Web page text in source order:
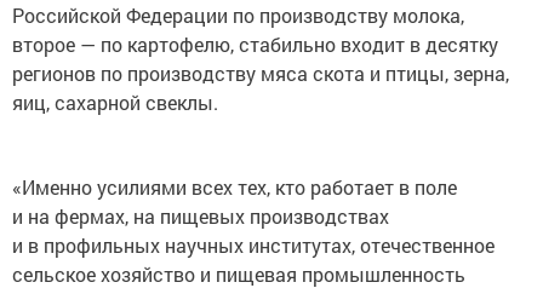
Российской Федерации по производству молока,
второе — по картофелю, стабильно входит в десятку
регионов по производству мяса скота и птицы, зерна,
яиц, сахарной свеклы.
«Именно усилиями всех тех, кто работает в поле
и на фермах, на пищевых производствах
и в профильных научных институтах, отечественное
сельское хозяйство и пищевая промышленность